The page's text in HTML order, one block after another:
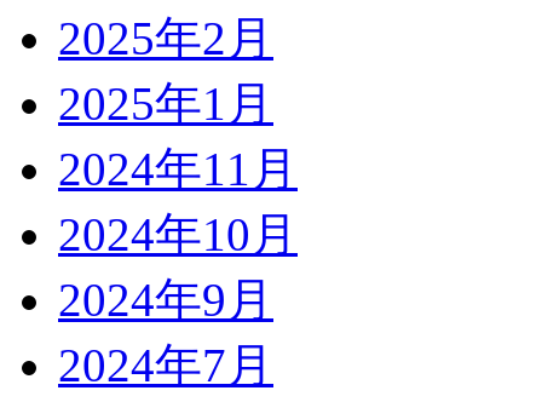
2025年2月
2025年1月
2024年11月
2024年10月
2024年9月
2024年7月